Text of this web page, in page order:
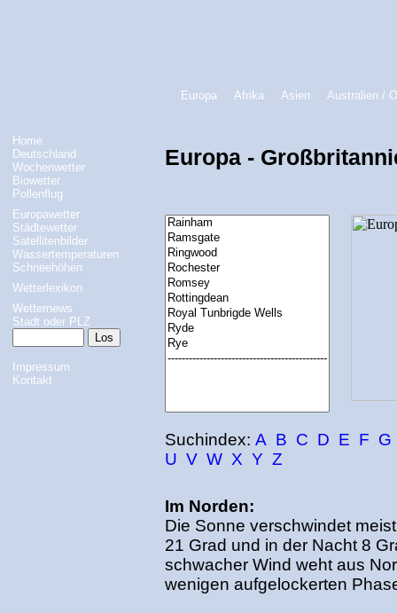
Europa Afrika Asien Australien /
Home
Deutschland
Wochenwetter
Biowetter
Pollenflug
Europawetter
Städtewetter
Satellitenbilder
Wassertemperaturen
Schneehöhen
Wetterlexikon
Wetternews
Stadt oder PLZ
Impressum
Kontakt
Europa -
Suchindex: A B C D E F G
U V W X Y Z
Im Norden:
Die Sonne verschwindet
21 Grad und in der Nacht 8
schwacher Wind weht aus
wenigen aufgelockerten